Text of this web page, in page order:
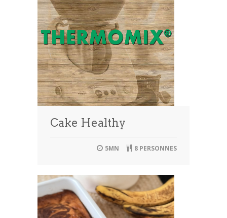
Cake Healthy
8 PERSONNES
5MN